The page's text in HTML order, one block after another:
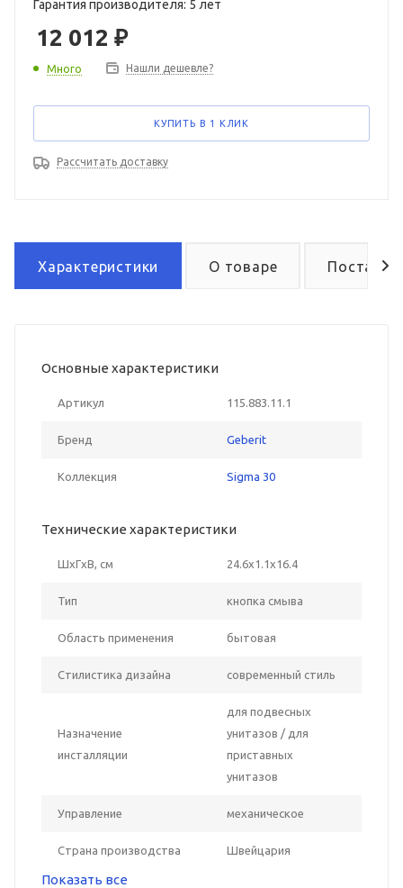
Гарантия производителя: 5 лет
12 012 ₽
Много Нашли дешевле?
КУПИТЬ В 1 КЛИК
Рассчитать доставку
Характеристики О товаре Поставка
Основные характеристики
Артикул 115.883.11.1
Бренд Geberit
Коллекция Sigma 30
Технические характеристики
ШxГxВ, см 24.6x1.1x16.4
Тип кнопка смыва
Область применения бытовая
Стилистика дизайна современный стиль
Назначение
инсталляции
для подвесных
унитазов / для
приставных
унитазов
Управление механическое
Страна производства Швейцария
Показать все